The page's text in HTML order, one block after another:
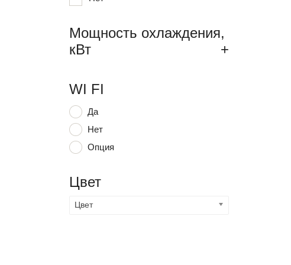
Мощность охлаждения,
кВт
+
WI FI
Да
Нет
Опция
Цвет
Цвет